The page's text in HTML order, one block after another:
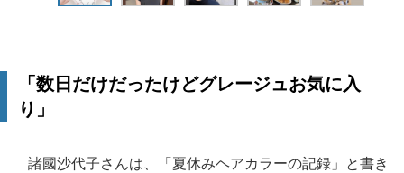
「数日だけだったけどグレージュお気に入
り」
諸國沙代子さんは、「夏休みヘアカラーの記録」と書き